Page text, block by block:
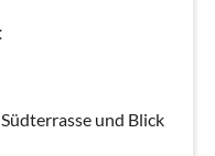
und Blick